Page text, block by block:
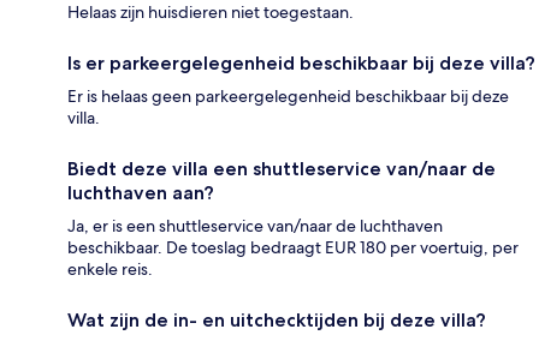
Helaas zijn huisdieren niet toegestaan.
Is er parkeergelegenheid beschikbaar bij deze villa?
Er is helaas geen parkeergelegenheid beschikbaar bij deze
villa.
Biedt deze villa een shuttleservice van/naar de
luchthaven aan?
Ja, er is een shuttleservice van/naar de luchthaven
beschikbaar. De toeslag bedraagt EUR 180 per voertuig, per
enkele reis.
Wat zijn de in- en uitchecktijden bij deze villa?